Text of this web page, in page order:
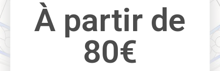
À partir de
80€